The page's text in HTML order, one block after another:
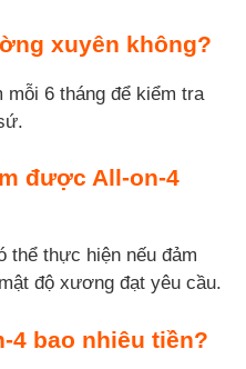
xuyên không?
mỗi 6 tháng để kiểm tra
được All-on-4
thể thực hiện nếu đảm
độ xương đạt yêu cầu.
4 bao nhiêu tiền?